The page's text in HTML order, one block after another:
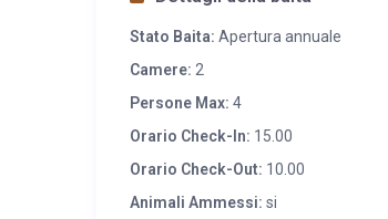
delle Fiabe potete visitare le
percorsi fra sentieri e ciclabili ma
Stato Baita: Apertura annuale
Camere: 2
Persone Max: 4
Orario Check-In: 15.00
Orario Check-Out: 10.00
Animali Ammessi: si